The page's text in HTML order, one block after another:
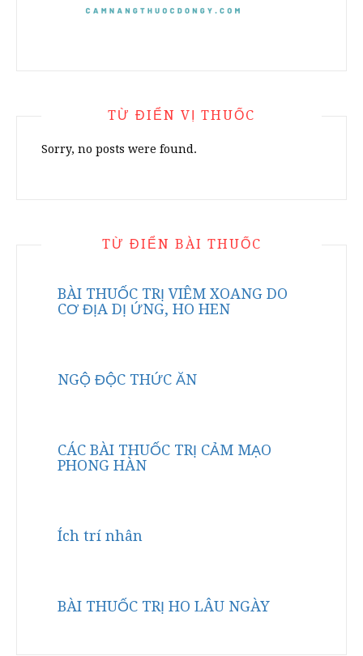
TỪ ĐIỂN VỊ THUỐC
Sorry, no posts were found.
TỪ ĐIỂN BÀI THUỐC
BÀI THUỐC TRỊ VIÊM XOANG DO
CƠ ĐỊA DỊ ỨNG, HO HEN
NGỘ ĐỘC THỨC ĂN
CÁC BÀI THUỐC TRỊ CẢM MẠO
PHONG HÀN
Ích trí nhân
BÀI THUỐC TRỊ HO LÂU NGÀY